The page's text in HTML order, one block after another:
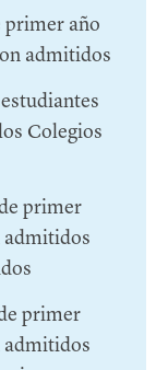
primer año
admitidos
Colegios
primer
admitidos
primer
admitidos